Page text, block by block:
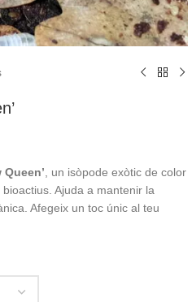
, un isòpode exòtic de color
Ajuda a mantenir la
Afegeix un toc únic al teu